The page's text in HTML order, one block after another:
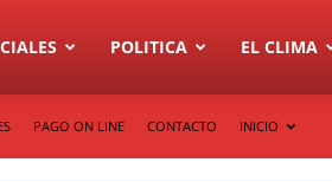
POLITICA EL CLIMA
PAGO ON LINE CONTACTO INICIO